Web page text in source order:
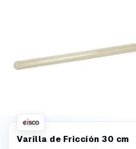
Varilla de Fricción 30 cm